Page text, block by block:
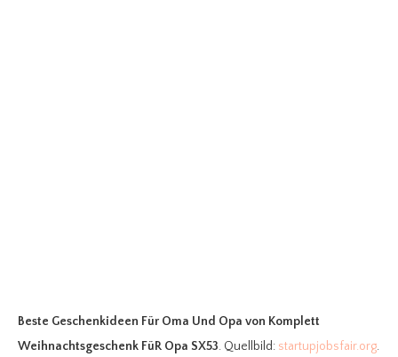
Beste Geschenkideen Für Oma Und Opa von Komplett
Weihnachtsgeschenk FüR Opa SX53. Quellbild: startupjobsfair.org.